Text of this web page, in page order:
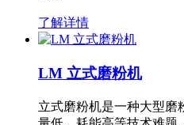
了解详情
LM 立式磨粉机
立式磨粉机是一种大型磨